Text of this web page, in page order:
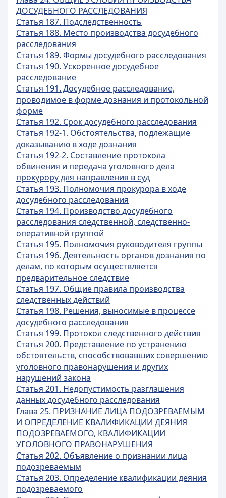
ДОСУДЕБНОГО РАССЛЕДОВАНИЯ
Статья 187. Подследственность
Статья 188. Место производства досудебного
расследования
Статья 189. Формы досудебного расследования
Статья 190. Ускоренное досудебное
расследование
Статья 191. Досудебное расследование,
проводимое в форме дознания и протокольной
форме
Статья 192. Срок досудебного расследования
Статья 192-1. Обстоятельства, подлежащие
доказыванию в ходе дознания
Статья 192-2. Составление протокола
обвинения и передача уголовного дела
прокурору для направления в суд
Статья 193. Полномочия прокурора в ходе
досудебного расследования
Статья 194. Производство досудебного
расследования следственной, следственно-
оперативной группой
Статья 195. Полномочия руководителя группы
Статья 196. Деятельность органов дознания по
делам, по которым осуществляется
предварительное следствие
Статья 197. Общие правила производства
следственных действий
Статья 198. Решения, выносимые в процессе
досудебного расследования
Статья 199. Протокол следственного действия
Статья 200. Представление по устранению
обстоятельств, способствовавших совершению
уголовного правонарушения и других
нарушений закона
Статья 201. Недопустимость разглашения
данных досудебного расследования
Глава 25. ПРИЗНАНИЕ ЛИЦА ПОДОЗРЕВАЕМЫМ
И ОПРЕДЕЛЕНИЕ КВАЛИФИКАЦИИ ДЕЯНИЯ
ПОДОЗРЕВАЕМОГО, КВАЛИФИКАЦИИ
УГОЛОВНОГО ПРАВОНАРУШЕНИЯ
Статья 202. Объявление о признании лица
подозреваемым
Статья 203. Определение квалификации деяния
подозреваемого